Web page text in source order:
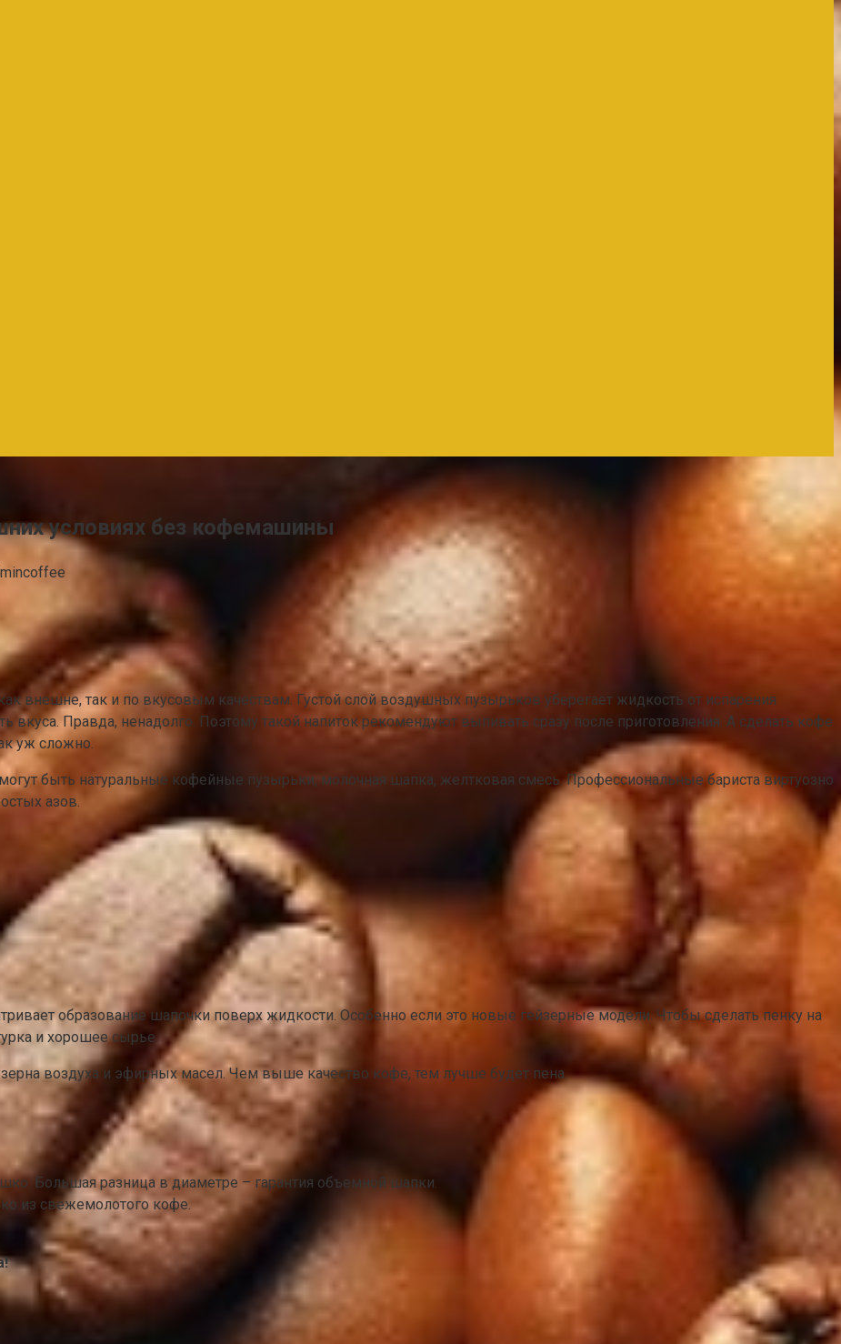
условиях без кофемашины
внешне, так и по вкусовым качествам. Густой слой воздушных пузырьков уберегает жидкость от испарения
Правда, ненадолго. Поэтому такой напиток рекомендуют выпивать сразу после приготовления. А сделать кофе
уж сложно.
быть натуральные кофейные пузырьки, молочная шапка, желтковая смесь. Профессиональные бариста виртуозно
азов.
образование шапочки поверх жидкости. Особенно если это новые гейзерные модели. Чтобы сделать пенку на
и хорошее сырье.
воздуха и эфирных масел. Чем выше качество кофе, тем лучше будет пена.
Большая разница в диаметре – гарантия объемной шапки.
из свежемолотого кофе.